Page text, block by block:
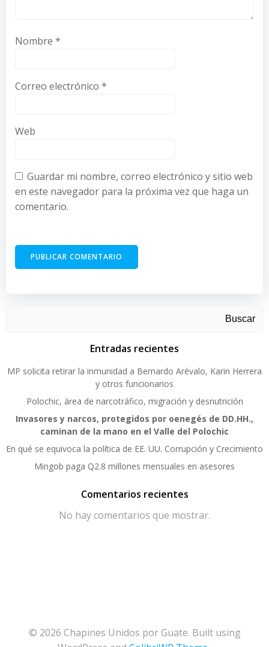
Nombre *
Correo electrónico *
Web
Guardar mi nombre, correo electrónico y sitio web
en este navegador para la próxima vez que haga un
comentario.
Buscar
Entradas recientes
MP solicita retirar la inmunidad a Bernardo Arévalo, Karin Herrera
y otros funcionarios
Polochic, área de narcotráfico, migración y desnutrición
Invasores y narcos, protegidos por oenegés de DD.HH.,
caminan de la mano en el Valle del Polochic
En qué se equivoca la política de EE. UU. Corrupción y Crecimiento
Mingob paga Q2.8 millones mensuales en asesores
Comentarios recientes
No hay comentarios que mostrar.
© 2026 Chapines Unidos por Guate. Built using